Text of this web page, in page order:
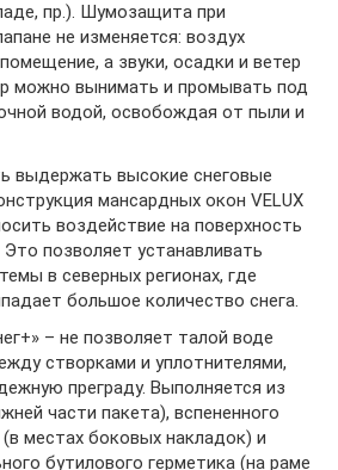
пр.). Шумозащита при
не изменяется: воздух
а звуки, осадки и ветер
можно вынимать и промывать под
водой, освобождая от пыли и
выдержать высокие снеговые
мансардных окон VELUX
воздействие на поверхность
позволяет устанавливать
в северных регионах, где
большое количество снега.
– не позволяет талой воде
створками и уплотнителями,
преграду. Выполняется из
части пакета), вспененного
(в местах боковых накладок) и
бутилового герметика (на раме